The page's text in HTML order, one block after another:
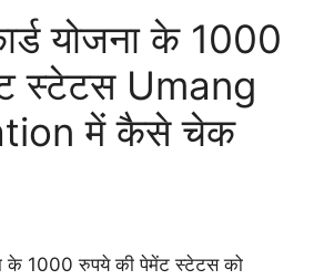
योजना के 1000
स्टेटस Umang
में कैसे चेक
के 1000 रुपये की पेमेंट स्टेटस को